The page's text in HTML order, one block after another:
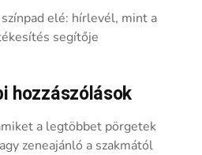
elé: hírlevél, mint a
segítője
hozzászólások
a legtöbbet pörgetek
zeneajánló a szakmától